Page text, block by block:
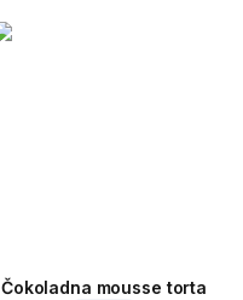
Čokoladna mousse torta